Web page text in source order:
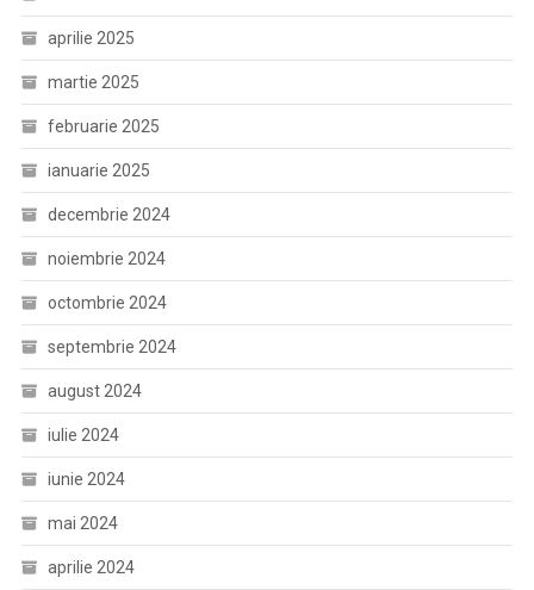
aprilie 2025
martie 2025
februarie 2025
ianuarie 2025
decembrie 2024
noiembrie 2024
octombrie 2024
septembrie 2024
august 2024
iulie 2024
iunie 2024
mai 2024
aprilie 2024